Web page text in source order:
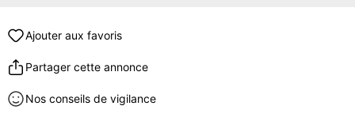
Ajouter aux favoris
Partager cette annonce
Nos conseils de vigilance